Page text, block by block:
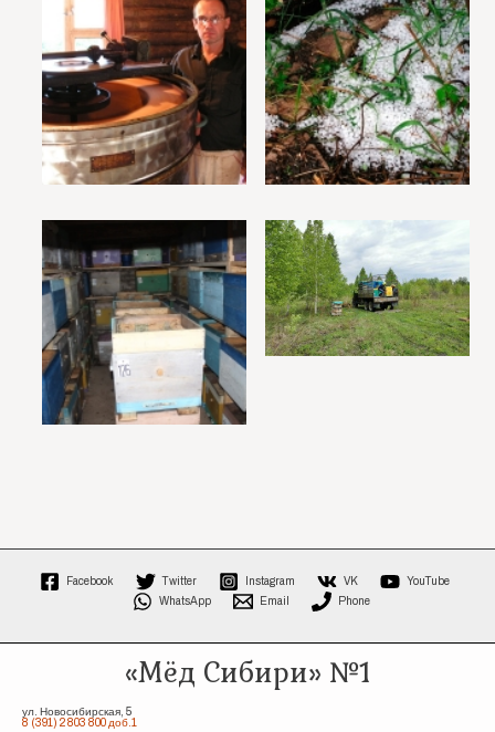
Facebook Twitter Instagram VK
YouTube
WhatsApp
Email Phone
«Мёд Сибири» №1
ул. Новосибирская, 5
8 (391) 2 803 800 доб.1